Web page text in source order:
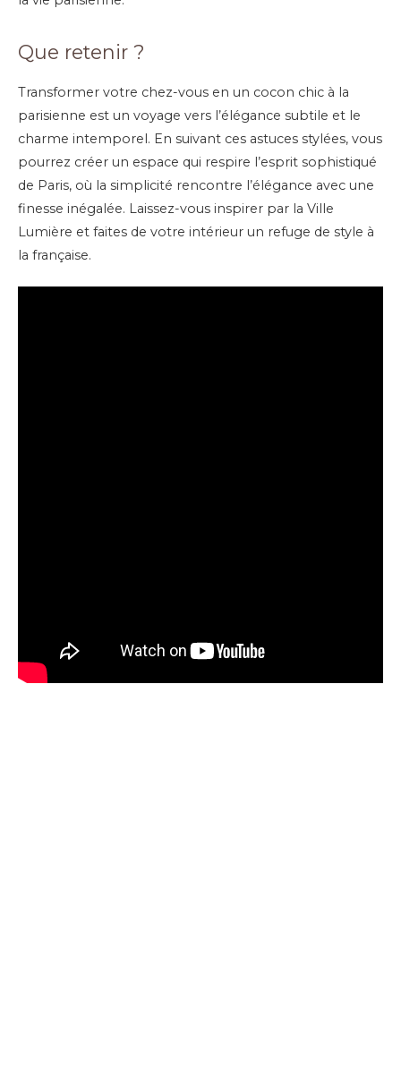
Que retenir ?
Transformer votre chez-vous en un cocon chic à la
parisienne est un voyage vers l’élégance subtile et le
charme intemporel. En suivant ces astuces stylées, vous
pourrez créer un espace qui respire l’esprit sophistiqué
de Paris, où la simplicité rencontre l’élégance avec une
finesse inégalée. Laissez-vous inspirer par la Ville
Lumière et faites de votre intérieur un refuge de style à
la française.